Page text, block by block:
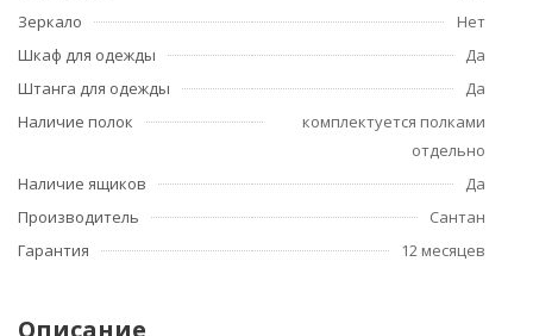
Зеркало
Нет
Шкаф для одежды
Да
Штанга для одежды
Да
Наличие полок
комплектуется полками
отдельно
Наличие ящиков
Да
Производитель
Сантан
Гарантия
12 месяцев
Описание